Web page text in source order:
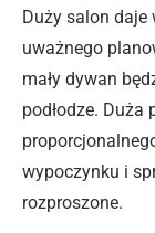
Duży salon daje
uważnego
mały dywan
podłodze. Duża
wypoczynku i
rozproszone.